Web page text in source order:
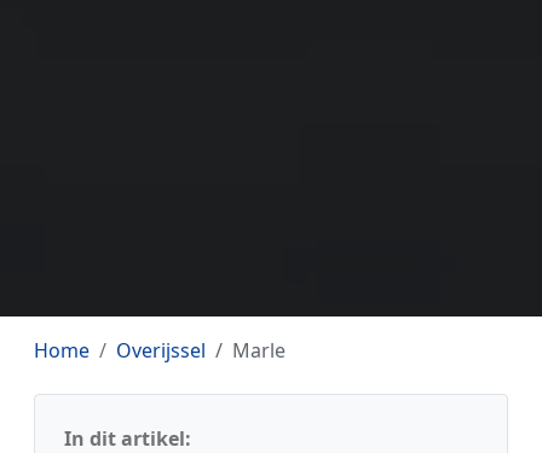
Home Overijssel Marle
In dit artikel: